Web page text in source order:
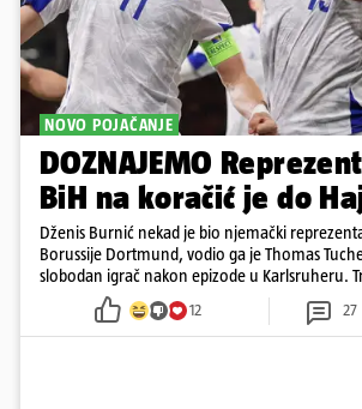
NOVO POJAČANJE
DOZNAJEMO
BiH na koračić je do
Dženis Burnić nekad je bio njemački
Borussije Dortmund, vodio ga je Thomas
slobodan igrač nakon epizode u Karlsruheru.
konkurenciju u veznom redu
12 27